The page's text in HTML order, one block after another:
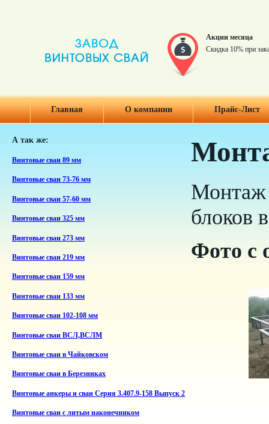
Акции месяца
Скидка 10% при
Главная О компании Прайс-Лист
А так же:
Винтовые сваи 89 мм
Винтовые сваи 73-76 мм
Винтовые сваи 57-60 мм
Винтовые сваи 325 мм
Винтовые сваи 273 мм
Винтовые сваи 219 мм
Винтовые сваи 159 мм
Винтовые сваи 133 мм
Винтовые сваи 102-108 мм
Винтовые сваи ВСЛ,ВСЛМ
Винтовые сваи в Чайковском
Винтовые сваи в Березниках
Винтовые анкеры и сваи Серия 3.407.9-158 Выпуск 2
Винтовые сваи с литым наконечником
Монтаж
блоков
Фото с